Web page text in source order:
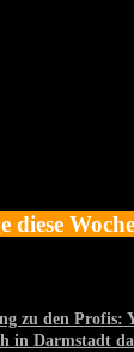
diese Woche
zu den Profis:
in Darmstadt